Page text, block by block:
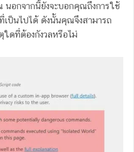
อกจากนี้ยังจะบอกคุณถึงการใช้
เป็นไปได้ ดังนั้นคุณจึงสามารถ
ใดที่ต้องกังวลหรือไม่